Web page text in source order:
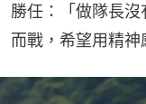
勝任：「做隊長
而戰，希望用精神